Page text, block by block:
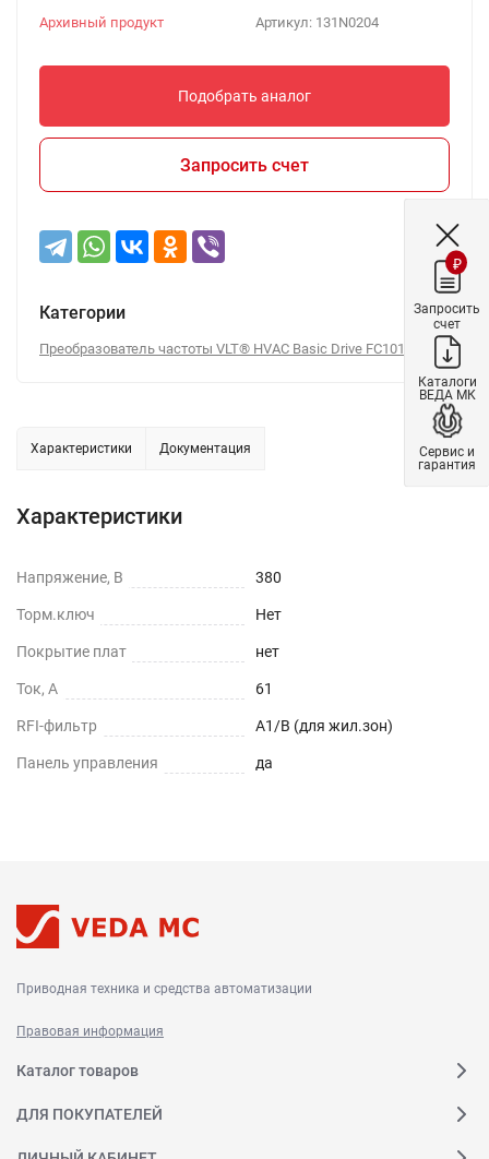
Артикул: 131N0204
Архивный продукт
Подобрать аналог
Запросить счет
Категории
Преобразователь частоты VLT® HVAC Basic Drive FC101
Характеристики Документация
Характеристики
Напряжение, В 380
Торм.ключ Нет
Покрытие плат нет
Ток, А 61
RFI-фильтр А1/B (для жил.зон)
Панель управления да
Приводная техника и средства автоматизации
Правовая информация
Каталог товаров
ДЛЯ ПОКУПАТЕЛЕЙ
₽
Запросить
счет
Каталоги
ВЕДА МК
Сервис и
гарантия